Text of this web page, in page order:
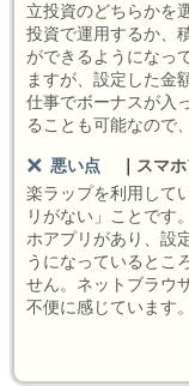
立投資のどちらかを
投資で運用するか、
ができるようになっ
ますが、設定した金
仕事でボーナスが入
ることも可能なので
悪い点
スマ
楽ラップを利用して
リがない」ことです
ホアプリがあり、設
うになっているとこ
せん。ネットブラウ
不便に感じています。